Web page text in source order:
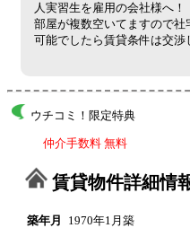
人実習生を雇用の会社様へ！
部屋が複数空いてますので
可能でしたら賃貸条件は交渉
ウチコミ！限定特典
仲介手数料 無料
賃貸物件詳細情
築年月
1970年1月築